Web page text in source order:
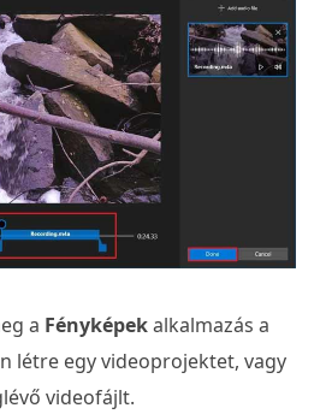
a Fényképekalkalmazás a
létre egy videoprojektet, vagy
videofájlt.